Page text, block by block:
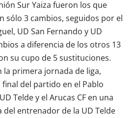
Sur Yaiza fueron los que
sólo 3 cambios, seguidos por el
UD San Fernando y UD
a diferencia de los otros 13
su cupo de 5 sustituciones.
la primera jornada de liga,
del partido en el Pablo
Telde y el Arucas CF en una
entrenador de la UD Telde